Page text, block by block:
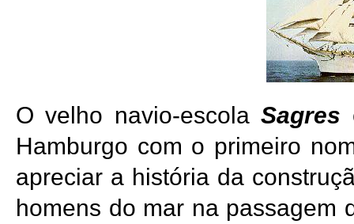
O velho navio-escolaSagres
Hamburgo com o primeiro
apreciar a história da
homens do mar na passagem